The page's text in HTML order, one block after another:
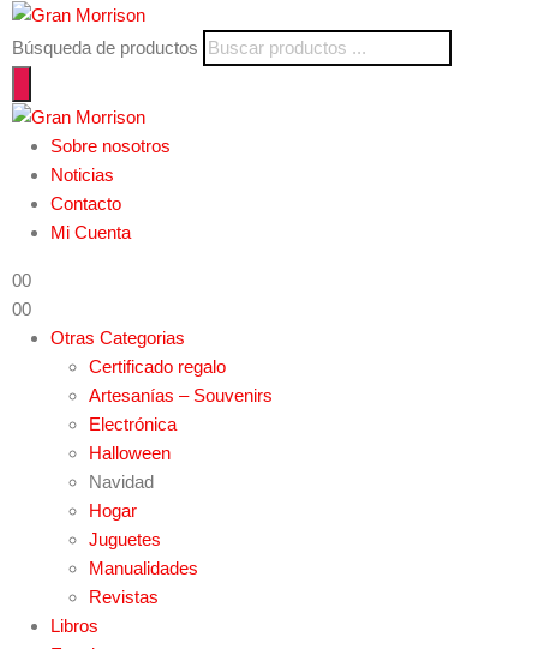
Búsqueda de productos
Sobre nosotros
Noticias
Contacto
Mi Cuenta
00
00
Otras Categorias
Certificado regalo
Artesanías – Souvenirs
Electrónica
Halloween
Navidad
Hogar
Juguetes
Manualidades
Revistas
Libros